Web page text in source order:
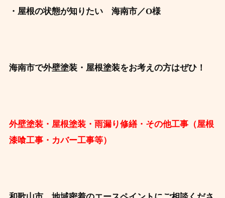
・屋根の状態が知りたい 海南市／O様
海南市で外壁塗装・屋根塗装をお考えの方はぜひ！
外壁塗装・屋根塗装・雨漏り修繕・その他工事（屋根
漆喰工事・カバー工事等）